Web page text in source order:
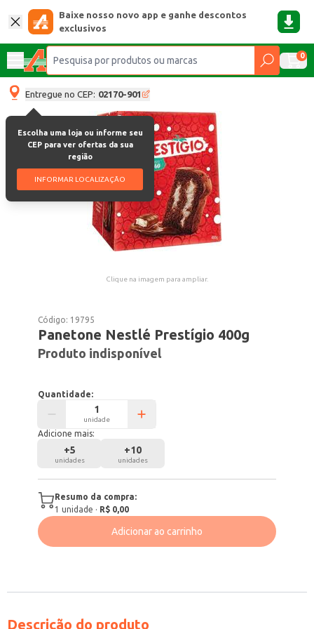
Baixe nosso novo app e ganhe descontos
exclusivos
0
Entregue no CEP: 02170-901
Escolha uma loja ou informe seu
CEP para ver ofertas da sua
região
INFORMAR LOCALIZAÇÃO
Clique na imagem para ampliar.
Código: 19795
Panetone Nestlé Prestígio 400g
Produto indisponível
Quantidade:
unidade
Adicione mais:
+5
unidades
+10
unidades
Resumo da compra:
1 unidade · R$ 0,00
Adicionar ao carrinho
Descrição do produto